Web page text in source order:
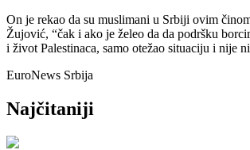
On je rekao da su muslimani u Srbiji ovim
Žujović, “čak i ako je želeo da da podršku
i život Palestinaca, samo otežao situaciju i nije
EuroNews Srbija
Najčitaniji